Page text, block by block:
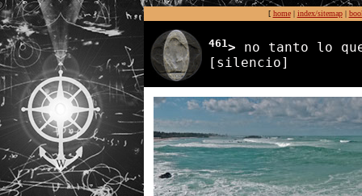
[ home| index/sitemap|
461> no tanto lo
[silencio]